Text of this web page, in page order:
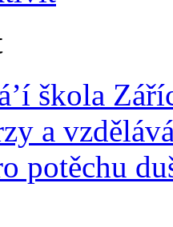
škola
a
potěchu